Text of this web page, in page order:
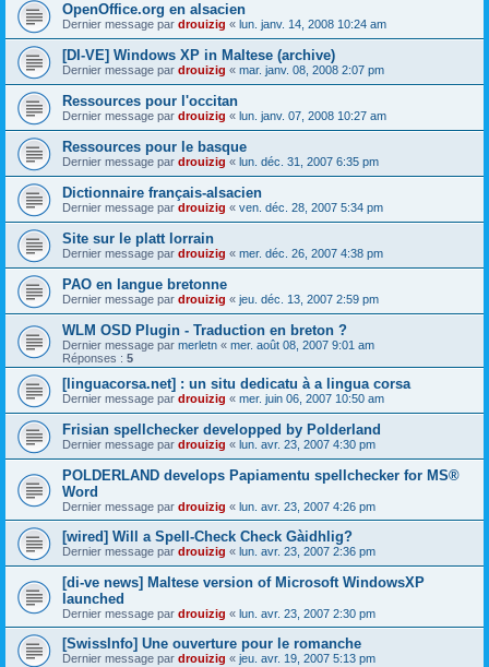
OpenOffice.org en alsacien
Dernier message par drouizig « lun. janv. 14, 2008 10:24 am
[DI-VE] Windows XP in Maltese (archive)
Dernier message par drouizig « mar. janv. 08, 2008 2:07 pm
Ressources pour l'occitan
Dernier message par drouizig « lun. janv. 07, 2008 10:27 am
Ressources pour le basque
Dernier message par drouizig « lun. déc. 31, 2007 6:35 pm
Dictionnaire français-alsacien
Dernier message par drouizig « ven. déc. 28, 2007 5:34 pm
Site sur le platt lorrain
Dernier message par drouizig « mer. déc. 26, 2007 4:38 pm
PAO en langue bretonne
Dernier message par drouizig « jeu. déc. 13, 2007 2:59 pm
WLM OSD Plugin - Traduction en breton ?
Dernier message par merletn « mer. août 08, 2007 9:01 am
Réponses : 5
[linguacorsa.net] : un situ dedicatu à a lingua corsa
Dernier message par drouizig « mer. juin 06, 2007 10:50 am
Frisian spellchecker developped by Polderland
Dernier message par drouizig « lun. avr. 23, 2007 4:30 pm
POLDERLAND develops Papiamentu spellchecker for MS®
Word
Dernier message par drouizig « lun. avr. 23, 2007 4:26 pm
[wired] Will a Spell-Check Check Gàidhlig?
Dernier message par drouizig « lun. avr. 23, 2007 2:36 pm
[di-ve news] Maltese version of Microsoft WindowsXP
launched
Dernier message par drouizig « lun. avr. 23, 2007 2:30 pm
[SwissInfo] Une ouverture pour le romanche
Dernier message par drouizig « jeu. avr. 19, 2007 5:13 pm